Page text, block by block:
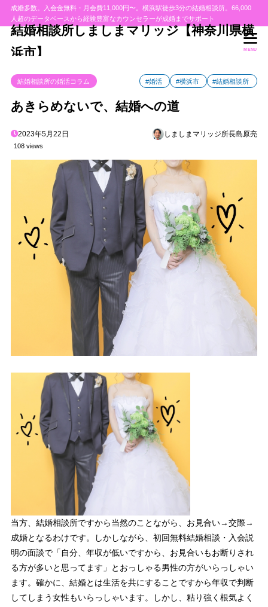
成婚多数。入会金無料・月会費11,000円〜。横浜駅徒歩3分の結婚相談所。66,000
人超のデータベースから経験豊富なカウンセラーが成婚までサポート
結婚相談所しましまマリッジ【神奈川県横
浜市】
MENU
結婚相談所の婚活コラム #婚活 #横浜市 #結婚相談所
あきらめないで、結婚への道
2023年5月22日 しましまマリッジ所長島原亮
108 views
当方、結婚相談所ですから当然のことながら、お見合い→交際→
成婚となるわけです。しかしながら、初回無料結婚相談・入会説
明の面談で「自分、年収が低いですから、お見合いもお断りされ
る方が多いと思ってます」とおっしゃる男性の方がいらっしゃい
ます。確かに、結婚とは生活を共にすることですから年収で判断
してしまう女性もいらっしゃいます。しかし、粘り強く根気よく